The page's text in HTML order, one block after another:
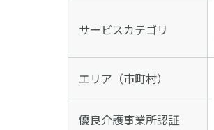
サービスカテゴリ
エリア（市町村）
優良介護事業所認証